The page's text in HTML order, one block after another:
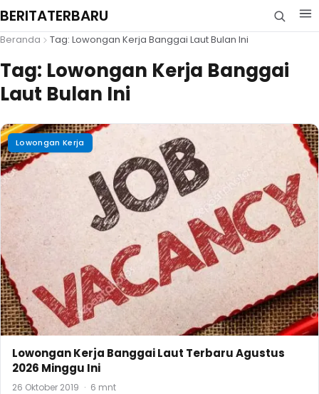
BERITATERBARU
Beranda Tag: Lowongan Kerja Banggai Laut Bulan Ini
Tag: Lowongan Kerja Banggai
Laut Bulan Ini
Lowongan Kerja
Lowongan Kerja Banggai Laut Terbaru Agustus
2026 Minggu Ini
26 Oktober 2019 · 6 mnt